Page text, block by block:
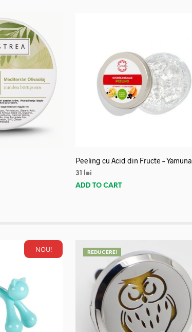
Peeling cu Acid din Fructe – Yamuna
31
lei
ADD TO CART
NOU! REDUCERE!